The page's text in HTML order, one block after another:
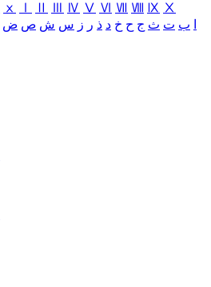
ⅹ Ⅳ Ⅴ Ⅵ Ⅶ Ⅷ Ⅸ Ⅹ
ب ت ث ج ح خ د ذ ر ز س ش ص ض